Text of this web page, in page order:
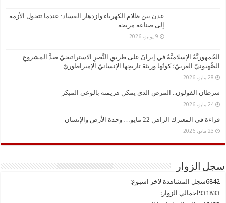
عدن بين ظلام الكهرباء وازدهار الفساد: عندما تتحول الأزمة
إلى صناعة مربحة
9 يونيو، 2026
الجُمهوريَّةُ الإسلاميَّةُ في إيرانَ على طريقِ النَّصرِ الاستراتيجيّ ضدَّ المشروعِ
الصُّهيونيّ الغربيّ؛ كونُها وريثةَ تاريخِها الإنسانيّ الإمبراطوريّ.
28 مايو، 2026
سرطان القولون.. المرض الذي يمكن هزيمته بالوعي المبكر
24 مايو، 2026
قراءة في المعترك الراهن 22 مايو… وحدة الأرض والإنسان
23 مايو، 2026
سجل الزوار
6842سجل المشاهدة لاخر اسبوع:
931833اجمالي الزوار: